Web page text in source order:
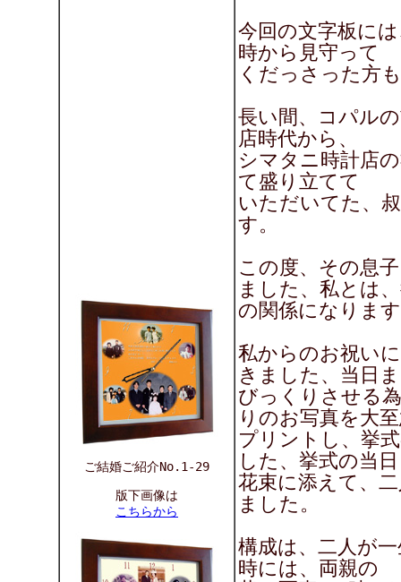
ご結婚ご紹介No.1-29
版下画像は
こちらから
今回の文字板に
時から見守って
くだっさった方
長い間、コパル
店時代から、
シマタニ時計店
て盛り立てて
いただいてた、
す。
この度、その息
ました、私とは
の関係になりま
私からのお祝い
きました、当日
びっくりさせる
りのお写真を大
プリントし、挙
した、挙式の当日
花束に添えて、
ました。
構成は、二人が
時には、両親の